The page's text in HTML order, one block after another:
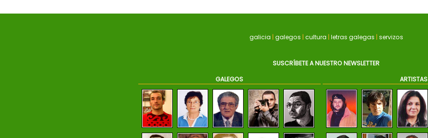
galicia | galegos | cultura | letras galegas | servizos
SUSCRÍBETE A NUESTRO NEWSLETTER
GALEGOS
ARTISTAS